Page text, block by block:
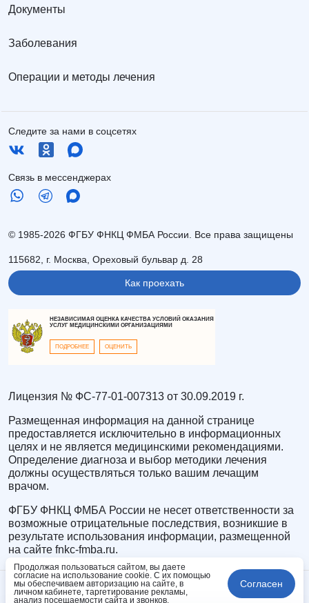
Документы
Заболевания
Операции и методы лечения
Следите за нами в соцсетях
Связь в мессенджерах
© 1985-2026 ФГБУ ФНКЦ ФМБА России. Все права защищены
115682, г. Москва, Ореховый бульвар д. 28
Как проехать
НЕЗАВИСИМАЯ ОЦЕНКА КАЧЕСТВА УСЛОВИЙ ОКАЗАНИЯ
УСЛУГ МЕДИЦИНСКИМИ ОРГАНИЗАЦИЯМИ
ПОДРОБНЕЕ ОЦЕНИТЬ
Лицензия № ФС-77-01-007313 от 30.09.2019 г.
Размещенная информация на данной странице
предоставляется исключительно в информационных
целях и не является медицинскими рекомендациями.
Определение диагноза и выбор методики лечения
должны осуществляться только вашим лечащим
врачом.
ФГБУ ФНКЦ ФМБА России не несет ответственности за
возможные отрицательные последствия, возникшие в
результате использования информации, размещенной
на сайте fnkc-fmba.ru.
Продолжая пользоваться сайтом, вы даете
согласие на использование cookie. С их помощью
мы обеспечиваем авторизацию на сайте, в
личном кабинете, таргетирование рекламы,
анализ посещаемости сайта и звонков.
Согласен